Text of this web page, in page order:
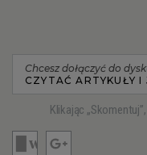
Chcesz dołączyć do
CZYTAĆ ARTYKUŁY
Klikając